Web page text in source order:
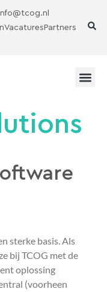
Vacatures Partners
sterke basis.Als
bij TCOG met de
oplossing
(voorheen